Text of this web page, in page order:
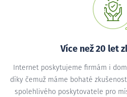
Více než 20 let
Internet poskytujeme firmám i
díky čemuž máme bohaté
spolehlivého poskytovatele pro